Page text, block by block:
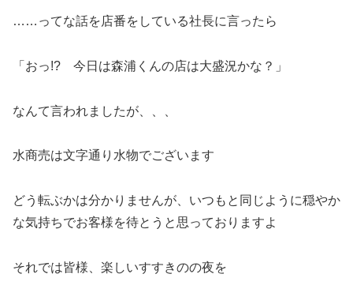
……ってな話を店番をしている社長に言ったら
「おっ!? 今日は森浦くんの店は大盛況かな？」
なんて言われましたが、、、
水商売は文字通り水物でございます
どう転ぶかは分かりませんが、いつもと同じように穏やか
な気持ちでお客様を待とうと思っておりますよ
それでは皆様、楽しいすすきのの夜を